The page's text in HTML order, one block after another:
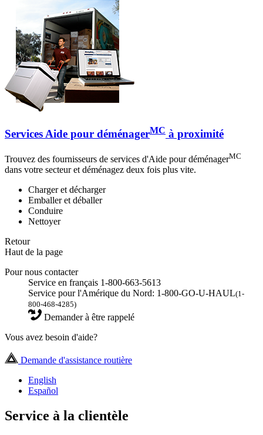
Services Aide pour déménagerMC à proximité
Trouvez des fournisseurs de services d'Aide pour déménagerMC
dans votre secteur et déménagez deux fois plus vite.
Charger et décharger
Emballer et déballer
Conduire
Nettoyer
Retour
Haut de la page
Pour nous contacter
Service en français 1-800-663-5613
Service pour l'Amérique du Nord: 1-800-GO-U-HAUL(1-
800-468-4285)
Demander à être rappelé
Vous avez besoin d'aide?
Demande d'assistance routière
English
Español
Service à la clientèle